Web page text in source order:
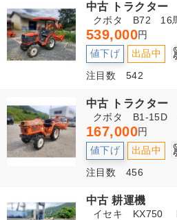
中古 トラクター
クボタ B72 16
539,000円
値下げ 出品中
注目数 542
中古 トラクター
クボタ B1-15D
167,000円
値下げ 出品中
注目数 456
中古 耕運機
イセキ KX750